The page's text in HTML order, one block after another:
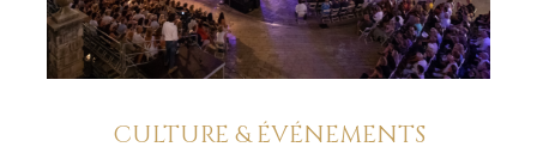
CULTURE & ÉVÉNEMENTS